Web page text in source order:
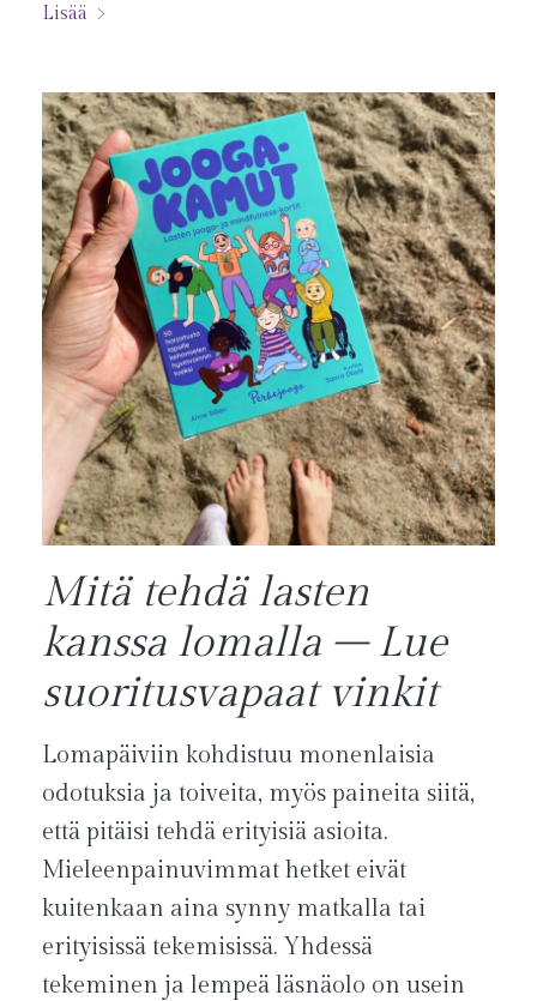
Lisää
Mitä tehdä lasten
kanssa lomalla – Lue
suoritusvapaat vinkit
Lomapäiviin kohdistuu monenlaisia
odotuksia ja toiveita, myös paineita siitä,
että pitäisi tehdä erityisiä asioita.
Mieleenpainuvimmat hetket eivät
kuitenkaan aina synny matkalla tai
erityisissä tekemisissä. Yhdessä
tekeminen ja lempeä läsnäolo on usein